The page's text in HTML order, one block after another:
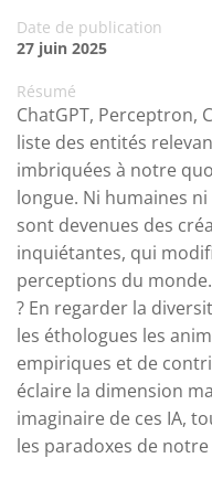
Date de publication
27 juin 2025
Résumé
ChatGPT, Perceptron,
liste des entités
imbriquées à notre
longue. Ni humaines
sont devenues des
inquiétantes, qui
perceptions du
? En regarder la
les éthologues les
empiriques et de
éclaire la dimension
imaginaire de ces IA,
les paradoxes de